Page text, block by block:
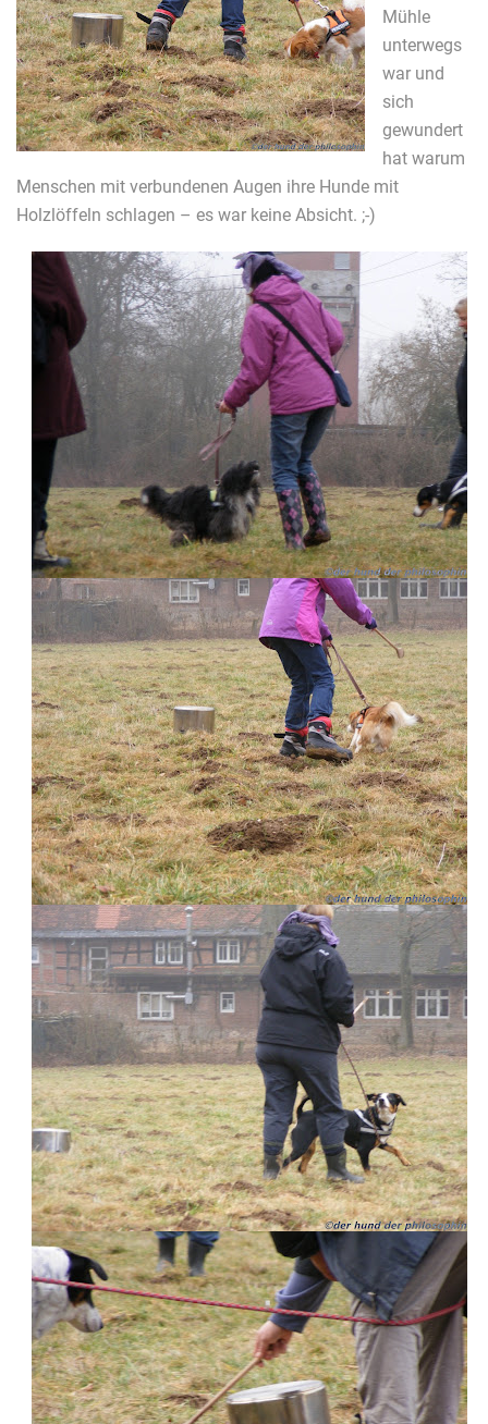
Mühle
unterwegs
war und
sich
gewundert
hat warum
Menschen mit verbundenen Augen ihre Hunde mit
Holzlöffeln schlagen – es war keine Absicht. ;-)